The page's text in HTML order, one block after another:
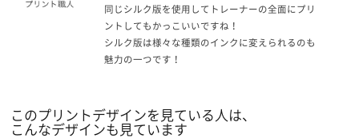
同じシルク版を使用してトレーナーの全面にプリ
ントしてもかっこいいですね！
シルク版は様々な種類のインクに変えられるのも
魅力の一つです！
このプリントデザインを見ている人は、
こんなデザインも見ています